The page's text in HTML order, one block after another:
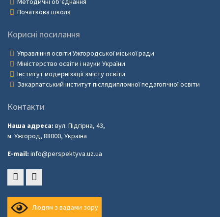
Початкова школа
Корисні посилання
Управління освіти Ужгородської міської ради
Міністерство освіти і науки України
Інститут модернізації змісту освіти
Закарпатський інститут післядипломної педагогічної освіти
Контакти
Наша адреса: вул. Підгірна, 43,
м. Ужгород, 88000, Україна
E-mail: info@perspektyva.uz.ua
Людям з вадами зору